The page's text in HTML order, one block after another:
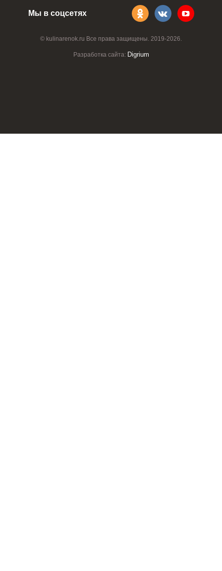
© kulinarenok.ru Все права защищены. 2019-2026.
Разработка сайта: Digrium
Мы в соцсетях